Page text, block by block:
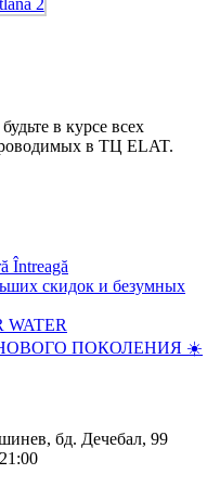
в курсе всех
в ТЦ ELAT.
Întreagă
скидок и безумных
WATER
ПОКОЛЕНИЯ ☀️
бд. Дечебал, 99